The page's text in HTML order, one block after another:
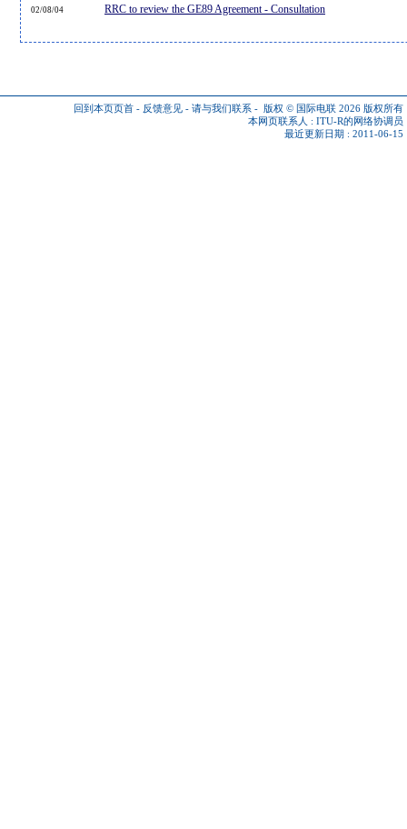
02/08/04 RRC to review the GE89 Agreement - Consultation
回到本页页首 - 反馈意见 - 请与我们联系 - 版权 © 国际电联 2026 版权所有
本网页联系人 : ITU-R的网络协调员
最近更新日期 : 2011-06-15